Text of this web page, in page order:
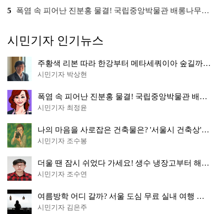
5
폭염 속 피어난 진분홍 물결! 국립중앙박물관 배롱나무 명소
시민기자 인기뉴스
주황색 리본 따라 한강부터 메타세쿼이아 숲길까
지…서울둘레길 15코스
시민기자 박상현
폭염 속 피어난 진분홍 물결! 국립중앙박물관 배롱
나무 명소
시민기자 최정윤
나의 마음을 사로잡은 건축물은? '서울시 건축상'
수상작 공개!
시민기자 조수봉
더울 땐 잠시 쉬었다 가세요! 생수 냉장고부터 해피
소·무더위쉼터까지
시민기자 조수연
여름방학 어디 갈까? 서울 도심 무료 실내 여행 코
스 추천
시민기자 김은주